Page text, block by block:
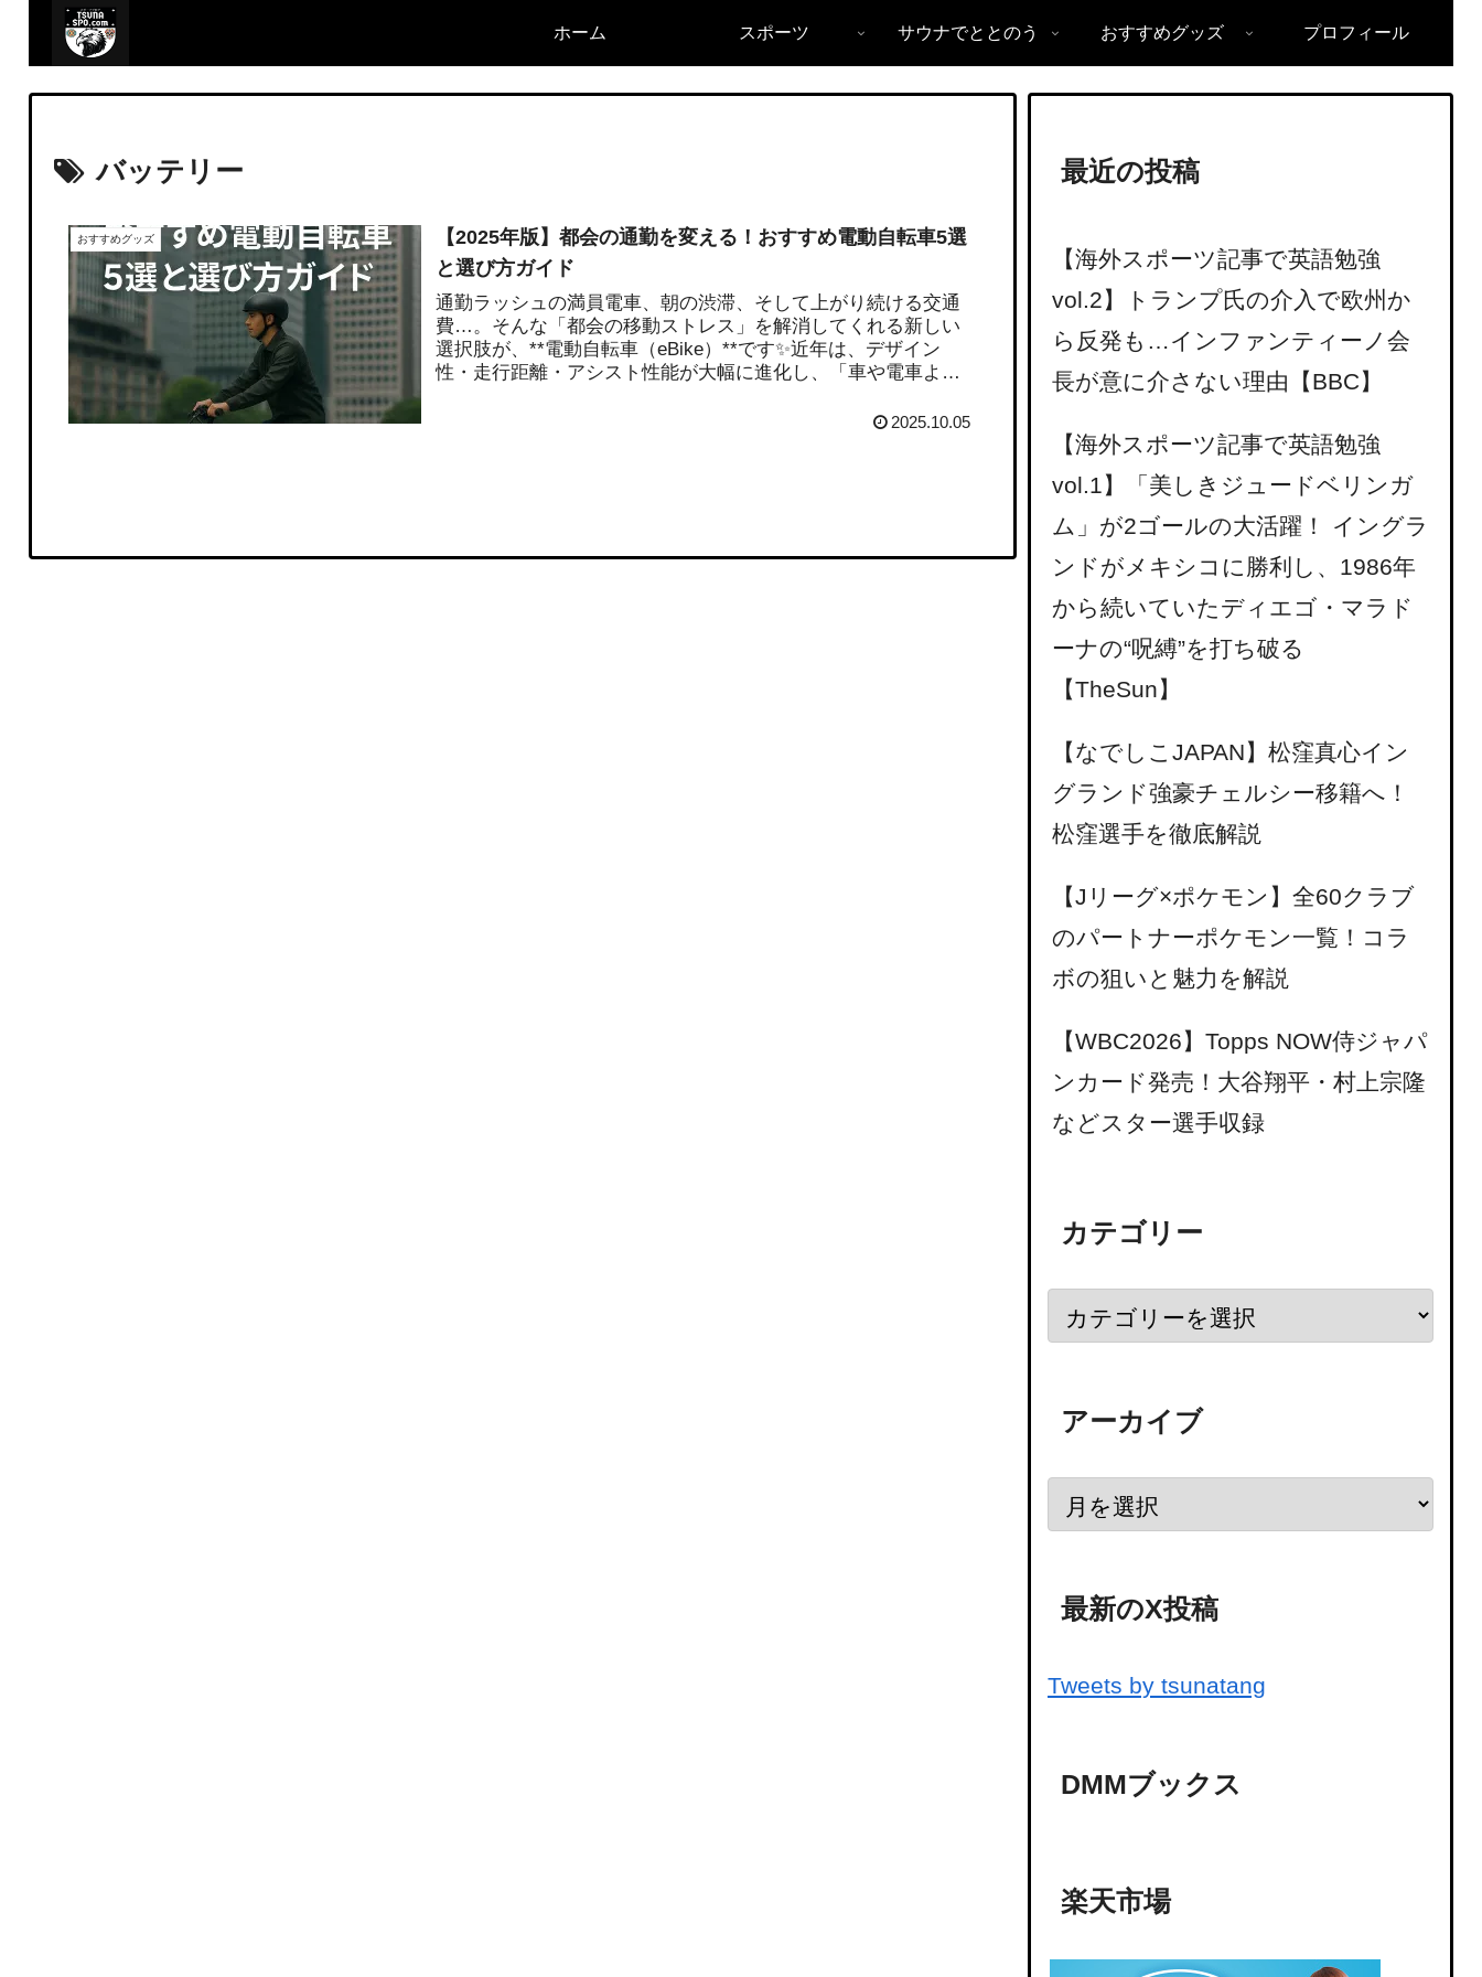
ホーム スポーツ サウナでととのう おすすめグッズ プロフィール
バッテリー
おすすめグッズ
【2025年版】都会の通勤を変える！おすすめ電動自転車5選
と選び方ガイド
通勤ラッシュの満員電車、朝の渋滞、そして上がり続ける交通
費…。そんな「都会の移動ストレス」を解消してくれる新しい
選択肢が、**電動自転車（eBike）**です✨近年は、デザイン
性・走行距離・アシスト性能が大幅に進化し、「車や電車より
2025.10.05
最近の投稿
【海外スポーツ記事で英語勉強
vol.2】トランプ氏の介入で欧州か
ら反発も…インファンティーノ会
長が意に介さない理由【BBC】
【海外スポーツ記事で英語勉強
vol.1】「美しきジュードベリンガ
ム」が2ゴールの大活躍！ イングラ
ンドがメキシコに勝利し、1986年
から続いていたディエゴ・マラド
ーナの“呪縛”を打ち破る
【TheSun】
【なでしこJAPAN】松窪真心イン
グランド強豪チェルシー移籍へ！
松窪選手を徹底解説
【Jリーグ×ポケモン】全60クラブ
のパートナーポケモン一覧！コラ
ボの狙いと魅力を解説
【WBC2026】Topps NOW侍ジャパ
ンカード発売！大谷翔平・村上宗隆
などスター選手収録
カテゴリー
アーカイブ
最新のX投稿
Tweets by tsunatang
DMMブックス
楽天市場